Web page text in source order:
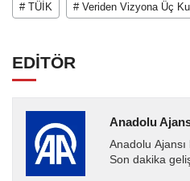
# TÜİK # Veriden Vizyona Üç
EDİTÖR
Anadolu
Anadolu
Son dakika